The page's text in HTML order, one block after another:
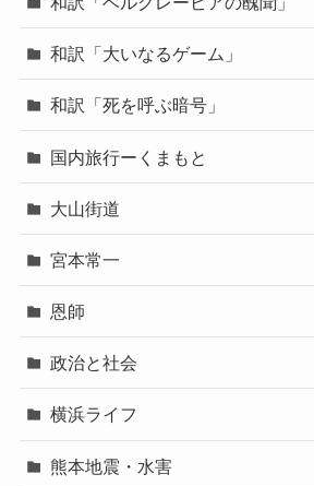
和訳「大いなるゲーム」
和訳「死を呼ぶ暗号」
国内旅行ーくまもと
大山街道
宮本常一
恩師
政治と社会
横浜ライフ
熊本地震・水害